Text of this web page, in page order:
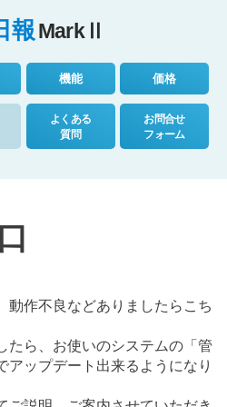
報 MarkⅡ
機能 価格
よくある
質問
お問合せ
フォーム
動作不良などありましたらこち
たら、お使いのシステムの「管
ップデート出来るようになり